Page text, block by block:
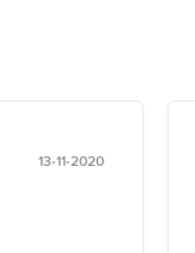
13-11-2020